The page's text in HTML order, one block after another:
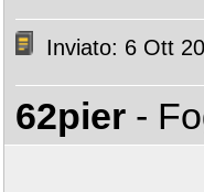
Inviato: 6 Ott
62pier -